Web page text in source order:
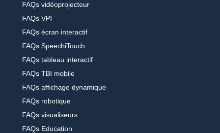
FAQs vidéoprojecteur
FAQs VPI
FAQs écran interactif
FAQs SpeechiTouch
FAQs tableau interactif
FAQs TBI mobile
FAQs affichage dynamique
FAQs robotique
FAQs visualiseurs
FAQs Education